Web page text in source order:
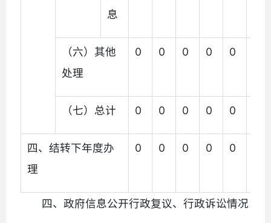
息
（六）其他
处理
0 0 0 0 0
（七）总计 0 0 0 0 0
四、结转下年度办
理
0 0 0 0 0
四、政府信息公开行政复议、行政诉讼情况